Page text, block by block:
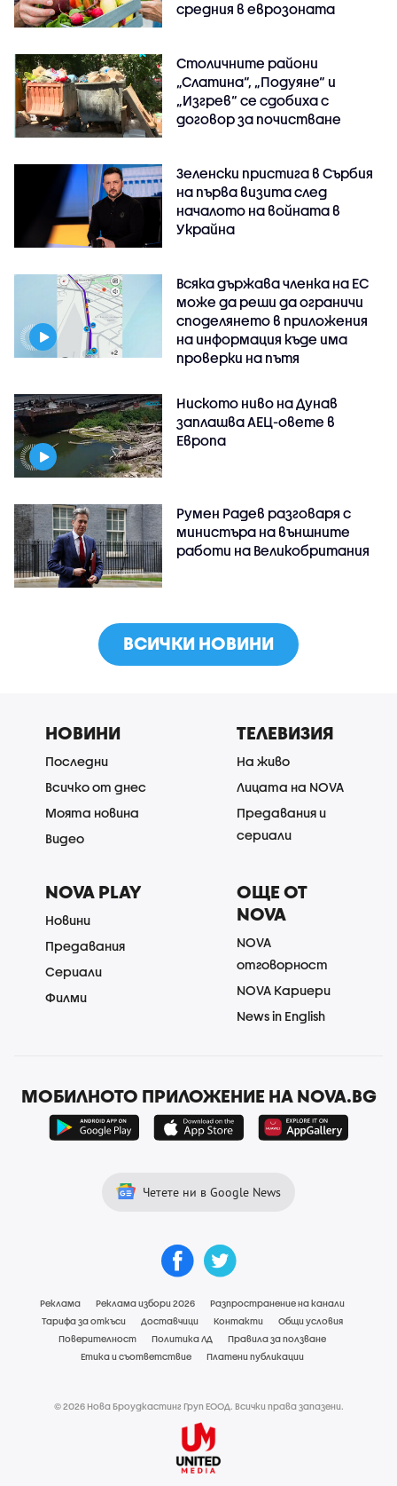
средния в еврозоната
Столичните райони
„Слатина“, „Подуяне“ и
„Изгрев“ се сдобиха с
договор за почистване
Зеленски пристига в Сърбия
на първа визита след
началото на войната в
Украйна
Всяка държава членка на ЕС
може да реши да ограничи
споделянето в приложения
на информация къде има
проверки на пътя
Ниското ниво на Дунав
заплашва АЕЦ-овете в
Европа
Румен Радев разговаря с
министъра на външните
работи на Великобритания
ВСИЧКИ НОВИНИ
НОВИНИ
Последни
Всичко от днес
Моята новина
Видео
ТЕЛЕВИЗИЯ
На живо
Лицата на NOVA
Предавания и
сериали
NOVA PLAY
Новини
Предавания
Сериали
Филми
ОЩЕ ОТ
NOVA
NOVA
отговорност
NOVA Кариери
News in English
МОБИЛНОТО ПРИЛОЖЕНИЕ НА NOVA.BG
Четете ни в Google News
Реклама Реклама избори 2026
Разпространение на канали
Тарифа за откъси
Доставчици Контакти
Общи условия
Поверителност
Политика ЛД
Правила за ползване
Етика и съответствие
Платени публикации
© 2026 Нова Броудкастинг Груп ЕООД. Всички права запазени.